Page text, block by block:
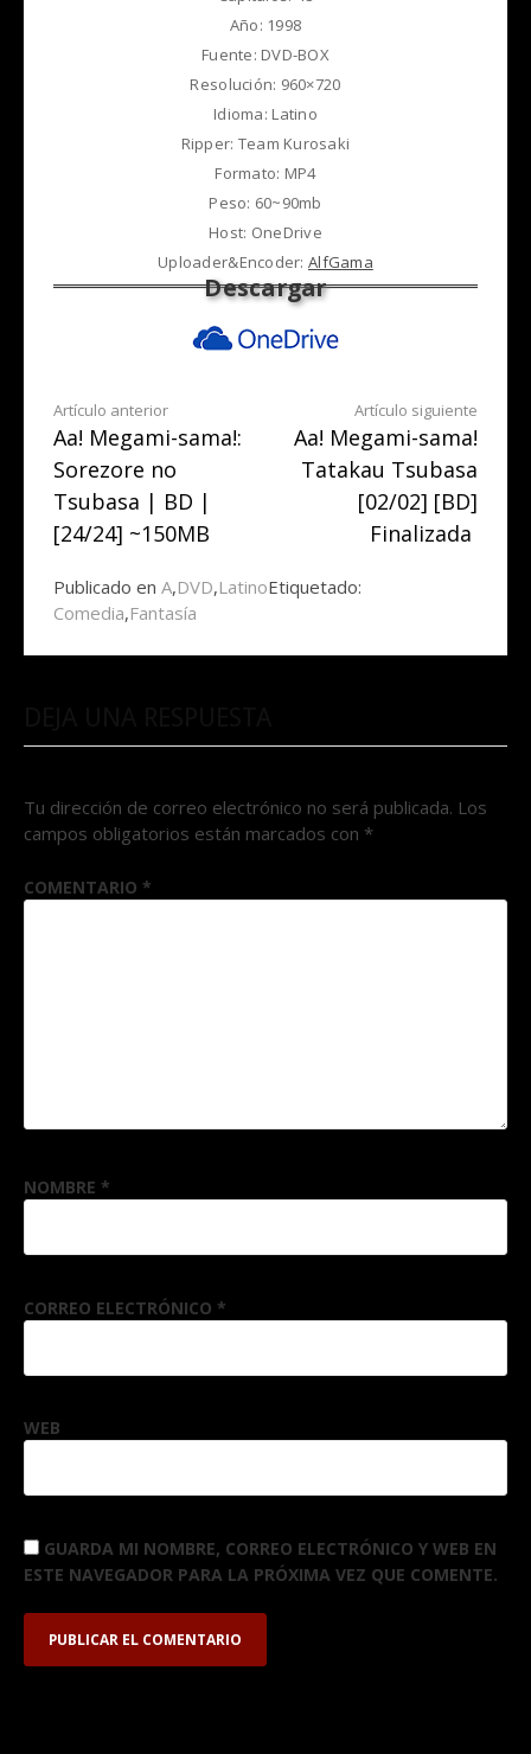
Año: 1998
Fuente: DVD-BOX
Resolución: 960×720
Idioma: Latino
Ripper: Team Kurosaki
Formato: MP4
Peso: 60~90mb
Host: OneDrive
Uploader&Encoder: AlfGama
Seguir
leyendo
Artículo anterior
Aa! Megami-sama!:
Sorezore no
Tsubasa | BD |
[24/24] ~150MB
Artículo siguiente
Aa! Megami-sama!
Tatakau Tsubasa
[02/02] [BD]
Finalizada
Publicado en A,DVD,LatinoEtiquetado:
Comedia,Fantasía
Tu dirección de correo electrónico no será publicada. Los
campos obligatorios están marcados con *
COMENTARIO *
NOMBRE *
CORREO ELECTRÓNICO *
WEB
GUARDA MI NOMBRE, CORREO ELECTRÓNICO Y WEB EN
ESTE NAVEGADOR PARA LA PRÓXIMA VEZ QUE COMENTE.